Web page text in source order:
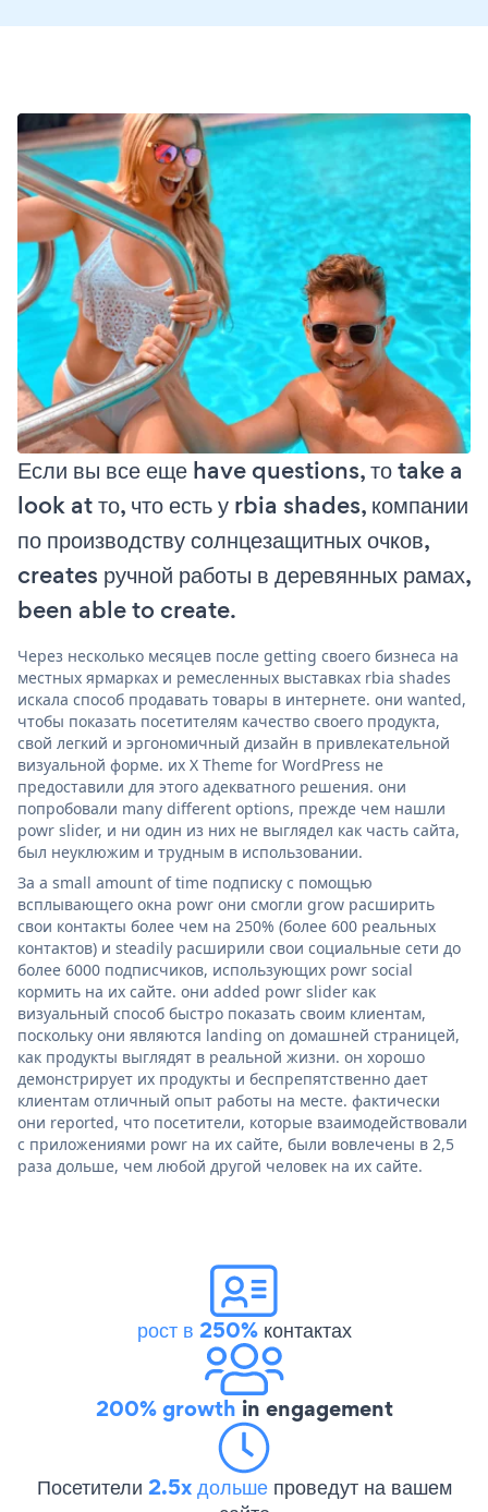
Если вы все еще have questions, то take a
look at то, что есть у rbia shades, компании
по производству солнцезащитных очков,
creates ручной работы в деревянных рамах,
been able to create.
Через несколько месяцев после getting своего бизнеса на
местных ярмарках и ремесленных выставках rbia shades
искала способ продавать товары в интернете. они wanted,
чтобы показать посетителям качество своего продукта,
свой легкий и эргономичный дизайн в привлекательной
визуальной форме. их X Theme for WordPress не
предоставили для этого адекватного решения. они
попробовали many different options, прежде чем нашли
powr slider, и ни один из них не выглядел как часть сайта,
был неуклюжим и трудным в использовании.
За a small amount of time подписку с помощью
всплывающего окна powr они смогли grow расширить
свои контакты более чем на 250% (более 600 реальных
контактов) и steadily расширили свои социальные сети до
более 6000 подписчиков, использующих powr social
кормить на их сайте. они added powr slider как
визуальный способ быстро показать своим клиентам,
поскольку они являются landing on домашней страницей,
как продукты выглядят в реальной жизни. он хорошо
демонстрирует их продукты и беспрепятственно дает
клиентам отличный опыт работы на месте. фактически
они reported, что посетители, которые взаимодействовали
с приложениями powr на их сайте, были вовлечены в 2,5
раза дольше, чем любой другой человек на их сайте.
рост в 250%контактах
200% growth in engagement
Посетители 2.5x дольше проведут на вашем